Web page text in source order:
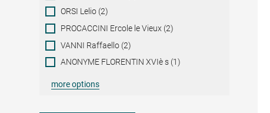
ORSI Lelio (2)
PROCACCINI Ercole le Vieux (2)
VANNI Raffaello (2)
ANONYME FLORENTIN XVIè s (1)
more options